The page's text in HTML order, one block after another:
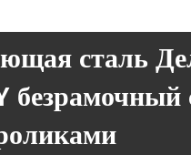
сталь
безрамочный